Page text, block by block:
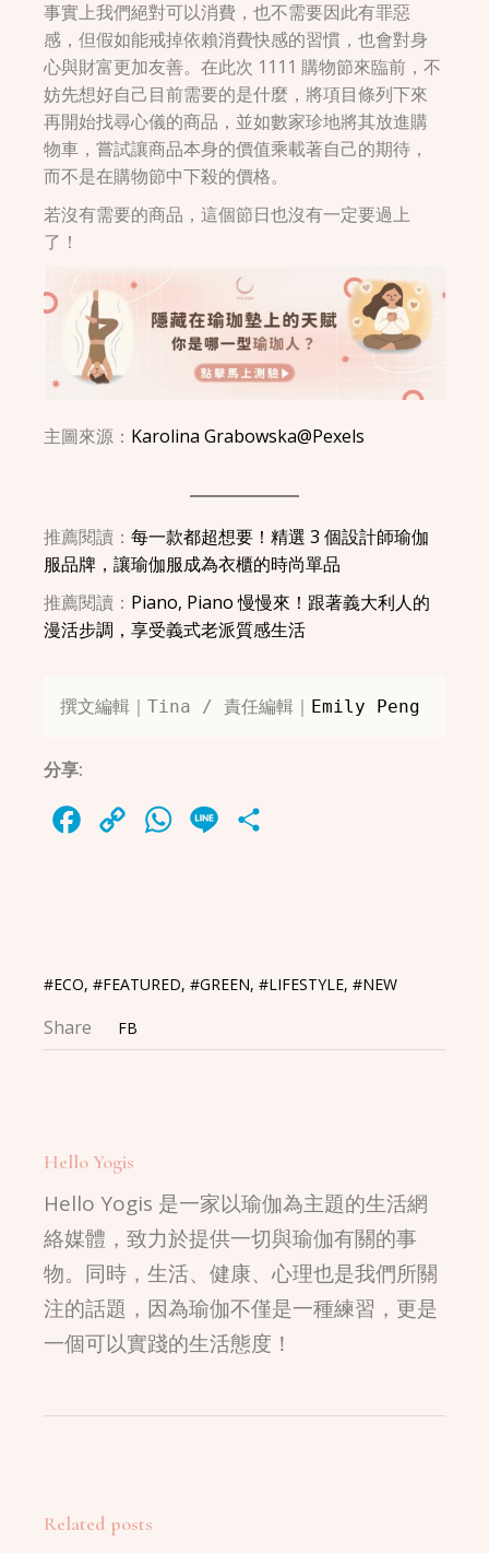
事實上我們絕對可以消費，也不需要因此有罪惡
感，但假如能戒掉依賴消費快感的習慣，也會對身
心與財富更加友善。在此次 1111 購物節來臨前，不
妨先想好自己目前需要的是什麼，將項目條列下來
再開始找尋心儀的商品，並如數家珍地將其放進購
物車，嘗試讓商品本身的價值乘載著自己的期待，
而不是在購物節中下殺的價格。
若沒有需要的商品，這個節日也沒有一定要過上
了！
主圖來源： Karolina Grabowska@Pexels
推薦閱讀：每一款都超想要！精選 3 個設計師瑜伽
服品牌，讓瑜伽服成為衣櫃的時尚單品
推薦閱讀： Piano, Piano 慢慢來！跟著義大利人的
漫活步調，享受義式老派質感生活
撰文編輯｜Tina / 責任編輯｜ Emily Peng
分享:
Facebook
Copy
WhatsApp
Line
#ECO,#FEATURED,#GREEN,#LIFESTYLE,#NEW
Share FB
Hello Yogis
Hello Yogis 是一家以瑜伽為主題的生活網
絡媒體，致力於提供一切與瑜伽有關的事
物。同時，生活、健康、心理也是我們所關
注的話題，因為瑜伽不僅是一種練習，更是
一個可以實踐的生活態度！
Related posts